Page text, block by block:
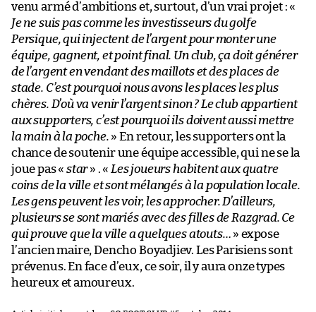
venu armé d’ambitions et, surtout, d’un vrai projet : «
Je ne suis pas comme les investisseurs du golfe
Persique, qui injectent de l’argent pour monter une
équipe, gagnent, et point final. Un club, ça doit générer
de l’argent en vendant des maillots et des places de
stade. C’est pourquoi nous avons les places les plus
chères. D’où va venir l’argent sinon ? Le club appartient
aux supporters, c’est pourquoi ils doivent aussi mettre
la main à la poche. » En retour, les supporters ont la
chance de soutenir une équipe accessible, qui ne se la
joue pas «star» . « Les joueurs habitent aux quatre
coins de la ville et sont mélangés à la population locale.
Les gens peuvent les voir, les approcher. D’ailleurs,
plusieurs se sont mariés avec des filles de Razgrad. Ce
qui prouve que la ville a quelques atouts… » expose
l’ancien maire, Dencho Boyadjiev. Les Parisiens sont
prévenus. En face d’eux, ce soir, il y aura onze types
heureux et amoureux.